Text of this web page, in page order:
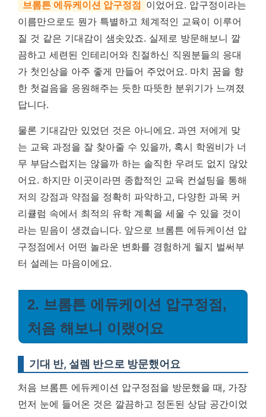
브롬튼 에듀케이션 압구정점 이었어요. 압구정이라는
이름만으로도 뭔가 특별하고 체계적인 교육이 이루어
질 것 같은 기대감이 샘솟았죠. 실제로 방문해보니 깔
끔하고 세련된 인테리어와 친절하신 직원분들의 응대
가 첫인상을 아주 좋게 만들어 주었어요. 마치 꿈을 향
한 첫걸음을 응원해주는 듯한 따뜻한 분위기가 느껴졌
답니다.
물론 기대감만 있었던 것은 아니에요. 과연 저에게 맞
는 교육 과정을 잘 찾아줄 수 있을까, 혹시 학원비가 너
무 부담스럽지는 않을까 하는 솔직한 우려도 없지 않았
어요. 하지만 이곳이라면 종합적인 교육 컨설팅을 통해
저의 강점과 약점을 정확히 파악하고, 다양한 과목 커
리큘럼 속에서 최적의 유학 계획을 세울 수 있을 것이
라는 믿음이 생겼습니다. 앞으로 브롬튼 에듀케이션 압
구정점에서 어떤 놀라운 변화를 경험하게 될지 벌써부
터 설레는 마음이에요.
2. 브롬튼 에듀케이션 압구정점,
처음 해보니 이랬어요
기대 반, 설렘 반으로 방문했어요
처음 브롬튼 에듀케이션 압구정점을 방문했을 때, 가장
먼저 눈에 들어온 것은 깔끔하고 정돈된 상담 공간이었